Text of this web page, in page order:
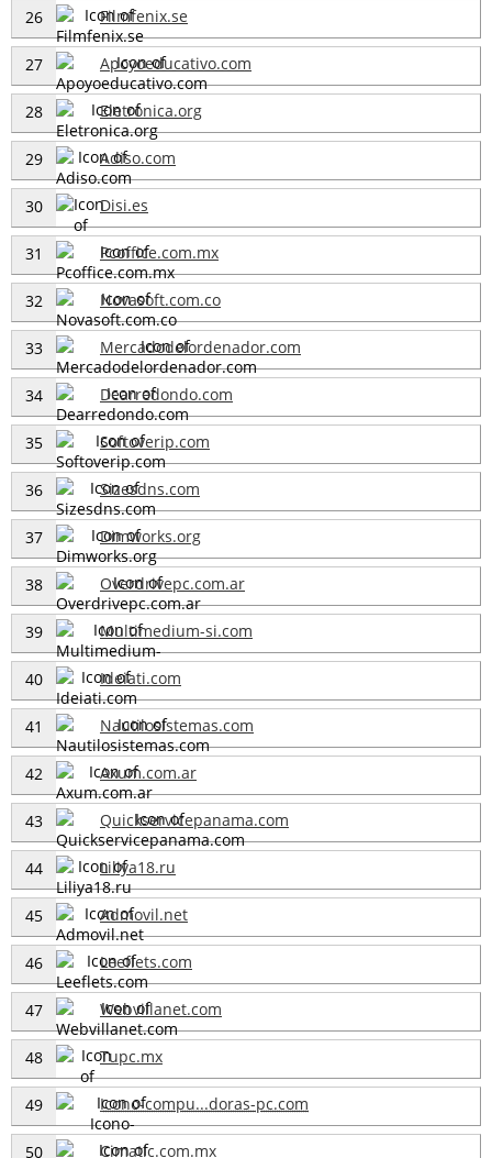
26 Filmfenix.se
27 Apoyoeducativo.com
28 Eletronica.org
29 Adiso.com
30 Disi.es
31 Pcoffice.com.mx
32 Novasoft.com.co
33 Mercadodelordenador.com
34 Dearredondo.com
35 Softoverip.com
36 Sizesdns.com
37 Dimworks.org
38 Overdrivepc.com.ar
39 Multimedium-si.com
40 Ideiati.com
41 Nautilosistemas.com
42 Axum.com.ar
43 Quickservicepanama.com
44 Liliya18.ru
45 Admovil.net
46 Leeflets.com
47 Webvillanet.com
48 Tupc.mx
49 Icono-compu...doras-pc.com
50 Cimatic.com.mx